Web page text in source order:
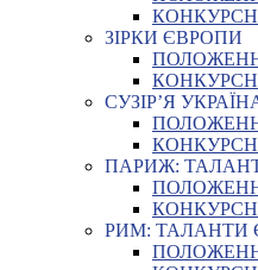
ЗІРКИ ЄВРОПИ
СУЗІР’Я
ПАРИЖ:
РИМ: ТАЛАНТИ